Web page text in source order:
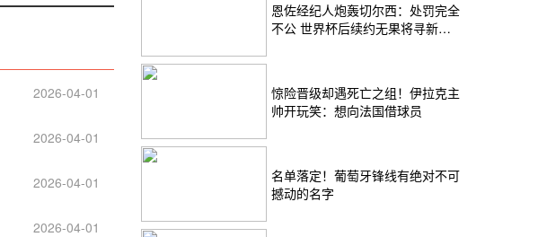
2026-04-01
2026-04-01
2026-04-01
2026-04-01
恩佐经纪人炮轰切尔西：处罚完全
不公 世界杯后续约无果将寻新选
惊险晋级却遇死亡之组！伊拉克主
帅开玩笑：想向法国借球员
名单落定！葡萄牙锋线有绝对不可
撼动的名字